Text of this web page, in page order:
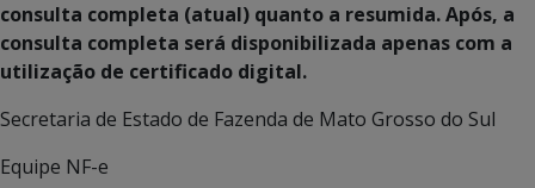
consulta completa (atual) quanto a resumida. Após, a
consulta completa será disponibilizada apenas com a
utilização de certificado digital.
Secretaria de Estado de Fazenda de Mato Grosso do Sul
Equipe NF-e